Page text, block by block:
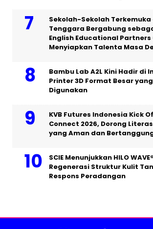
Sekolah-Sekolah Terkemuka
Tenggara Bergabung
English Educational
Menyiapkan Talenta Masa
Bambu Lab A2L Kini Hadir di
Printer 3D Format Besar
Digunakan
KVB Futures Indonesia Kick
Connect 2026, Dorong
yang Aman dan
SCIE Menunjukkan HILO
Regenerasi Struktur Kulit
Respons Peradangan